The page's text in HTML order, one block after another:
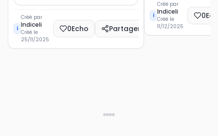
i
Créé par
Indiceli
Créé le
25/11/2025
0Echo Partager
i
Créé par
Indiceli
Créé le
11/12/2025
0